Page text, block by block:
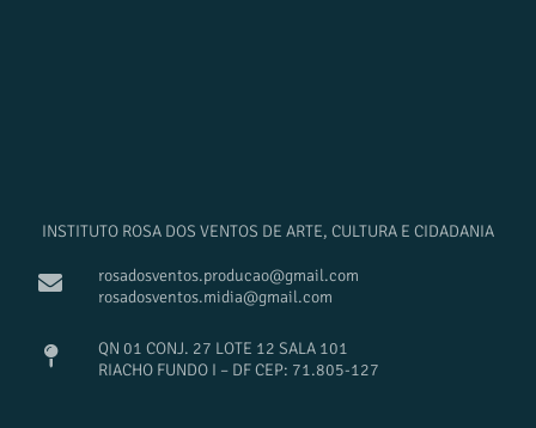
INSTITUTO ROSA DOS VENTOS DE ARTE, CULTURA E CIDADANIA
rosadosventos.producao@gmail.com
rosadosventos.midia@gmail.com
QN 01 CONJ. 27 LOTE 12 SALA 101
RIACHO FUNDO I – DF CEP: 71.805-127